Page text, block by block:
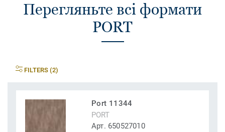
Перегляньте всі формати
PORT
FILTERS (2)
Port 11344
PORT
Арт. 650527010